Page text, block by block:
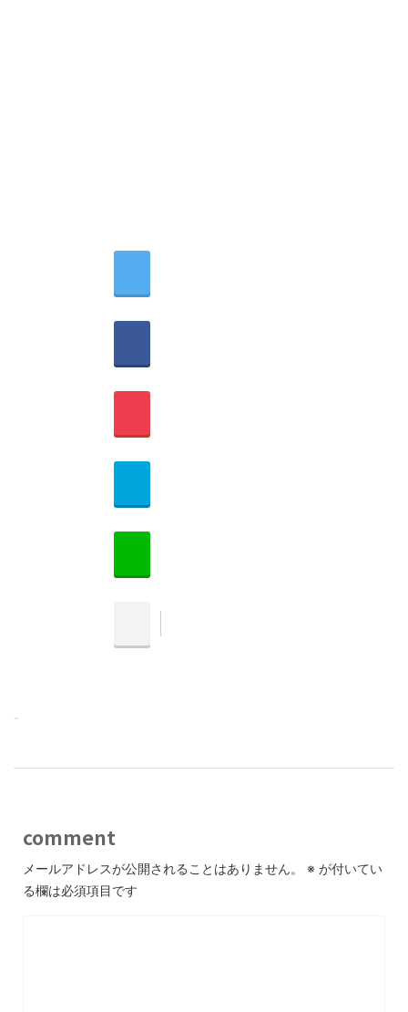
-
comment
メールアドレスが公開されることはありません。 ※ が付いてい
る欄は必須項目です